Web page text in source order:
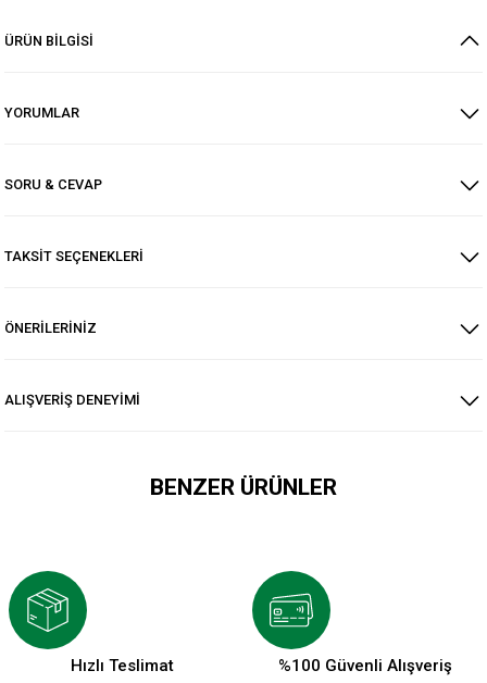
ÜRÜN BİLGİSİ
YORUMLAR
SORU & CEVAP
TAKSİT SEÇENEKLERİ
ÖNERİLERİNİZ
ALIŞVERİŞ DENEYİMİ
BENZER ÜRÜNLER
1.199,90 TL
Hızlı Teslimat %100 Güvenli Alışveriş